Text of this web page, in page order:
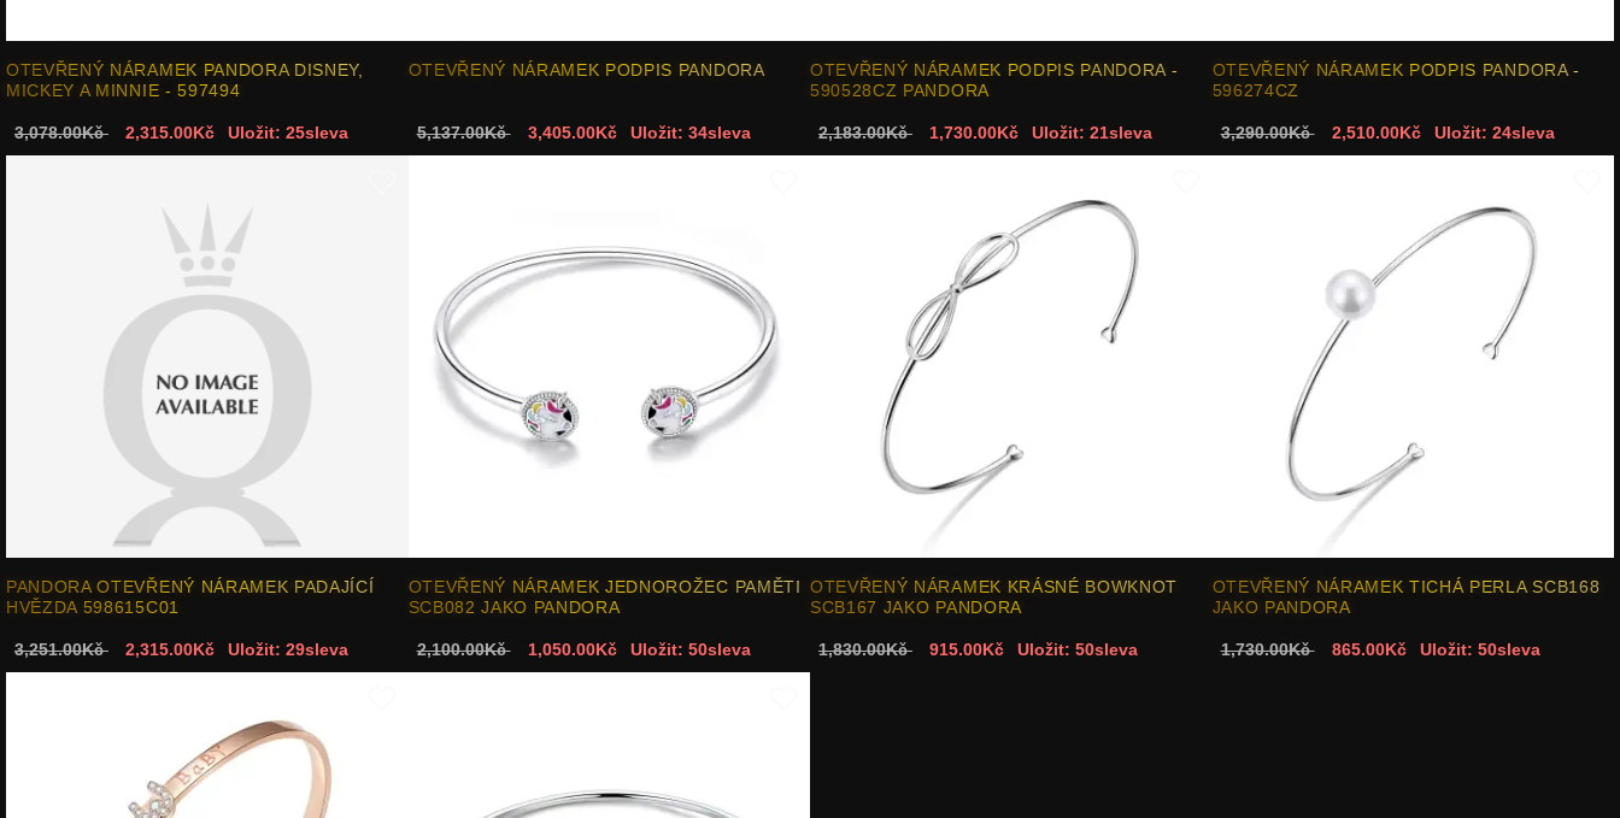
OTEVŘENÝ NÁRAMEK PANDORA DISNEY,
MICKEY A MINNIE - 597494
3,078.00Kč 2,315.00Kč Uložit: 25sleva
OTEVŘENÝ NÁRAMEK PODPIS PANDORA
5,137.00Kč 3,405.00Kč Uložit: 34sleva
OTEVŘENÝ NÁRAMEK PODPIS PANDORA -
590528CZ PANDORA
2,183.00Kč 1,730.00Kč Uložit: 21sleva
OTEVŘENÝ NÁRAMEK PODPIS PANDORA -
596274CZ
3,290.00Kč 2,510.00Kč Uložit: 24sleva
PANDORA OTEVŘENÝ NÁRAMEK PADAJÍCÍ
HVĚZDA 598615C01
3,251.00Kč 2,315.00Kč Uložit: 29sleva
OTEVŘENÝ NÁRAMEK JEDNOROŽEC PAMĚTI
SCB082 JAKO PANDORA
2,100.00Kč 1,050.00Kč Uložit: 50sleva
OTEVŘENÝ NÁRAMEK KRÁSNÉ BOWKNOT
SCB167 JAKO PANDORA
1,830.00Kč 915.00Kč Uložit: 50sleva
OTEVŘENÝ NÁRAMEK TICHÁ PERLA SCB168
JAKO PANDORA
1,730.00Kč 865.00Kč Uložit: 50sleva